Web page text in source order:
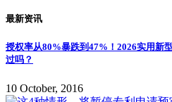
最新资讯
授权率从80%暴跌到47%！2026实用新
过吗？
10 October, 2016